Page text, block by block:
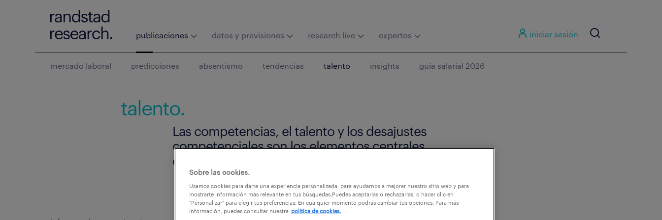
publicaciones datos y previsiones research live expertos iniciar sesión
mercado laboral predicciones absentismo tendencias talento insights guía salarial 2026
talento.
Las competencias, el talento y los desajustes
competenciales son los elementos centrales
de los estudios contenidos en esta categoría.
Sobre las cookies.
Usamos cookies para darte una experiencia personalizada, para ayudarnos a mejorar nuestro sitio web y para
mostrarte información más relevante en tus búsquedas.Puedes aceptarlas o rechazarlas, o hacer clic en
"Personalizar" para elegir tus preferencias. En cualquier momento podrás cambiar tus opciones. Para más
información, puedes consultar nuestra política de cookies.